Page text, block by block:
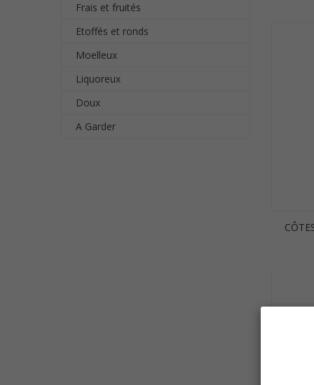
Frais et fruités
Etoffés et ronds
Moelleux
Liquoreux
Doux
A Garder